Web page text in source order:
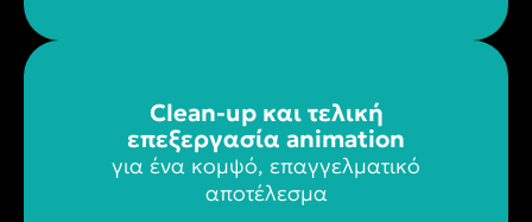
Clean-up και τελική
επεξεργασία animation
για ένα κομψό, επαγγελματικό
αποτέλεσμα